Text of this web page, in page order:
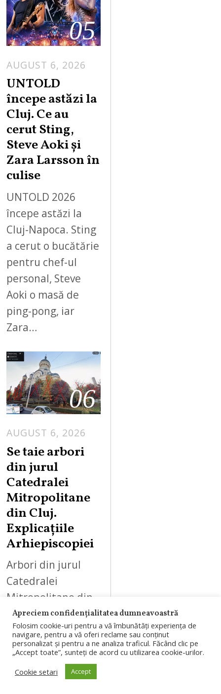
05
AUGUST 6, 2026
UNTOLD
începe astăzi la
Cluj. Ce au
cerut Sting,
Steve Aoki și
Zara Larsson în
culise
UNTOLD 2026
începe astăzi la
Cluj-Napoca. Sting
a cerut o bucătărie
pentru chef-ul
personal, Steve
Aoki o masă de
ping-pong, iar
Zara…
06
AUGUST 6, 2026
Se taie arbori
din jurul
Catedralei
Mitropolitane
din Cluj.
Explicațiile
Arhiepiscopiei
Arbori din jurul
Catedralei
Mitropolitane din
Cluj-Napoca vor fi
toaletați sau
îndepărtați în
cadrul lucrărilor de
restaurare.
Apreciem confidențialitatea dumneavoastră
Folosim cookie-uri pentru a vă îmbunătăți experiența de
navigare, pentru a vă oferi reclame sau conținut
personalizat și pentru a ne analiza traficul. Făcând clic pe
„Accept toate”, sunteți de acord cu utilizarea cookie-urilor.
Cookie setari
Accept